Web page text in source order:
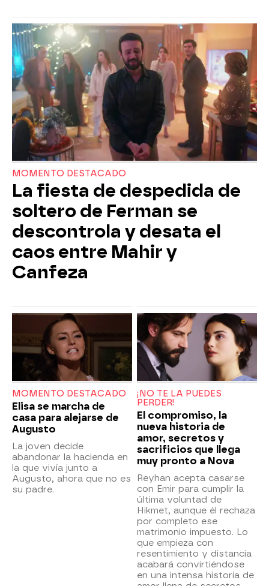
MOMENTO DESTACADO
La fiesta de despedida de
soltero de Ferman se
descontrola y desata el
caos entre Mahir y
Canfeza
MOMENTO DESTACADO
Elisa se marcha de
casa para alejarse de
Augusto
La joven decide
abandonar la hacienda en
la que vivía junto a
Augusto, ahora que no es
su padre.
¡NO TE LA PUEDES
PERDER!
El compromiso, la
nueva historia de
amor, secretos y
sacrificios que llega
muy pronto a Nova
Reyhan acepta casarse
con Emir para cumplir la
última voluntad de
Hikmet, aunque él rechaza
por completo ese
matrimonio impuesto. Lo
que empieza con
resentimiento y distancia
acabará convirtiéndose
en una intensa historia de